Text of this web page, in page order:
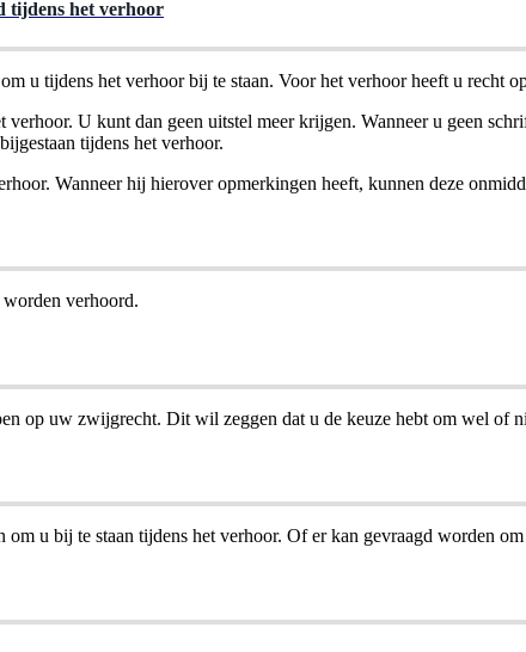
tijdens het verhoor
u tijdens het verhoor bij te staan. Voor het verhoor heeft u recht
U kunt dan geen uitstel meer krijgen. Wanneer u geen
tijdens het verhoor.
Wanneer hij hierover opmerkingen heeft, kunnen deze
verhoord.
op uw zwijgrecht. Dit wil zeggen dat u de keuze hebt om wel of
om u bij te staan tijdens het verhoor. Of er kan gevraagd worden